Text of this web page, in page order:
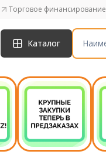
Торговое финансирование
Каталог